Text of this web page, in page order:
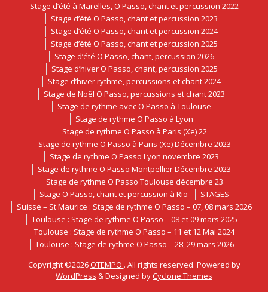
Stage d’été à Marelles, O Passo, chant et percussion 2022
Stage d’été O Passo, chant et percussion 2023
Stage d’été O Passo, chant et percussion 2024
Stage d’été O Passo, chant et percussion 2025
Stage d’été O Passo, chant, percussion 2026
Stage d’hiver O Passo, chant, percussion 2025
Stage d’hiver rythme, percussions et chant 2024
Stage de Noël O Passo, percussions et chant 2023
Stage de rythme avec O Passo à Toulouse
Stage de rythme O Passo à Lyon
Stage de rythme O Passo à Paris (Xe) 22
Stage de rythme O Passo à Paris (Xe) Décembre 2023
Stage de rythme O Passo Lyon novembre 2023
Stage de rythme O Passo Montpellier Décembre 2023
Stage de rythme O Passo Toulouse décembre 23
Stage O Passo, chant et percussion à Rio
STAGES
Suisse – St Maurice : Stage de rythme O Passo – 07, 08 mars 2026
Toulouse : Stage de rythme O Passo – 08 et 09 mars 2025
Toulouse : Stage de rythme O Passo – 11 et 12 Mai 2024
Toulouse : Stage de rythme O Passo – 28, 29 mars 2026
Copyright ©2026OTEMPO . All rights reserved. Powered by
WordPress &Designed byCyclone Themes